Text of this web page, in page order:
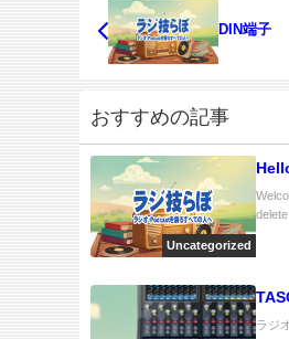
DIN端子
おすすめの記事
Uncategorized
delete
ラジ